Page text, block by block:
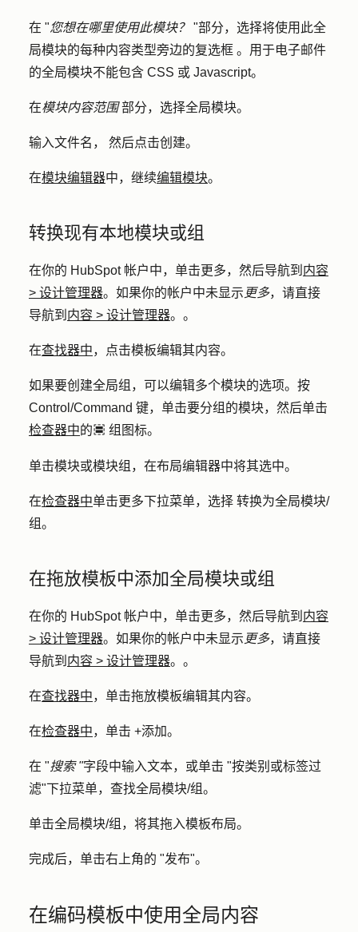
在 "您想在哪里使用此模块？ "部分，选择将使用此全
局模块的每种内容类型旁边的复选框 。用于电子邮件
的全局模块不能包含 CSS 或 Javascript。
在模块内容范围部分，选择全局模块。
输入文件名， 然后点击创建。
在模块编辑器中，继续编辑模块。
转换现有本地模块或组
在你的 HubSpot 帐户中，单击更多，然后导航到 内容
> 设计管理器。如果你的帐户中未显示 更多，请直接
导航到 内容 > 设计管理器。。
在查找器中，点击模板编辑其内容。
如果要创建全局组，可以编辑多个模块的选项。按
Control /Command 键，单击要分组的模块，然后单击
检查器中的groupModule 组图标。
单击模块或模块组 ，在布局编辑器中将其选中。
在检查器中单击更多下拉菜单，选择 转换为全局模块/
组。
在拖放模板中添加全局模块或组
在你的 HubSpot 帐户中，单击更多，然后导航到 内容
> 设计管理器。如果你的帐户中未显示 更多，请直接
导航到 内容 > 设计管理器。。
在查找器中，单击拖放模板编辑其内容。
在检查器中，单击 +添加。
在 "搜索 "字段中输入文本，或单击 "按类别或标签过
滤"下拉菜单，查找全局模块/组。
单击全局模块/组 ，将其拖入模板布局。
完成后，单击右上角的 "发布"。
在编码模板中使用全局内容